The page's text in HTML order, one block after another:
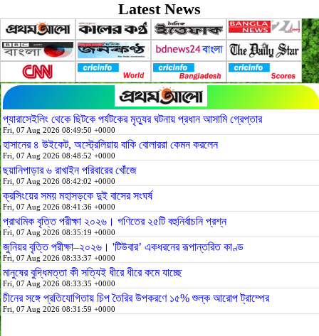
Latest News
প্যারাসেইলিং থেকে ছিটকে পর্যটকের মৃত্যুর ঘটনায় প্রধান আসামি গ্রেপ্তার
Fri, 07 Aug 2026 08:49:50 +0000
হাসানের ৪ উইকেট, অস্ট্রেলিয়ায় বাকি বোলাররা কেমন করলেন
Fri, 07 Aug 2026 08:48:52 +0000
ছয়ানিপাড়ার ৬ রাখাইন পরিবারের খোঁজে
Fri, 07 Aug 2026 08:42:02 +0000
ক্রসিংয়ের সময় মহাসড়কে দুই বাসের সংঘর্ষ
Fri, 07 Aug 2026 08:41:36 +0000
প্রাথমিক বৃত্তি পরীক্ষা ২০২৬। গণিতের ২৫টি বহুনির্বাচনি প্রশ্ন
Fri, 07 Aug 2026 08:35:19 +0000
জুনিয়র বৃত্তি পরীক্ষা–২০২৬। 'টিউবার’ একধরনের রূপান্তরিত কাণ্ড
Fri, 07 Aug 2026 08:33:37 +0000
মানুষের বুদ্ধিমত্তা কী সত্যিই ধীরে ধীরে কমে যাচ্ছে
Fri, 07 Aug 2026 08:33:35 +0000
চীনের সঙ্গে প্রতিযোগিতায় চিপ তৈরির উপকরণে ১৫% শুল্ক আরোপ ট্রাম্পের
Fri, 07 Aug 2026 08:31:59 +0000